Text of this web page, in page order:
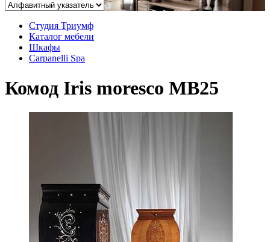
Студия Триумф
Каталог мебели
Шкафы
Carpanelli Spa
Комод Iris moresco MB25